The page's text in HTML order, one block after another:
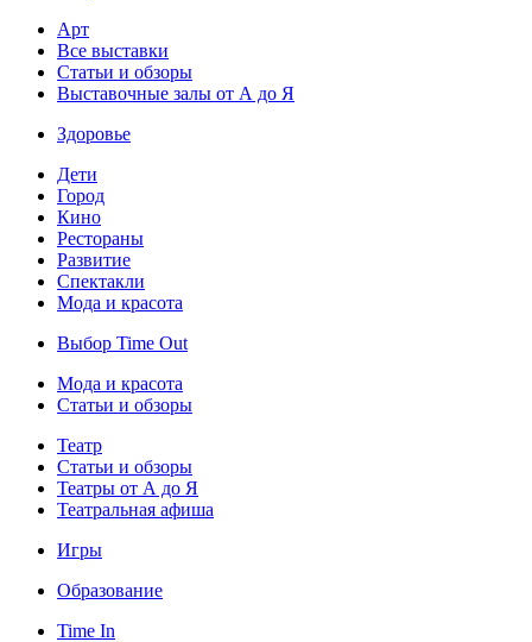
Арт
Все выставки
Статьи и обзоры
Выставочные залы от А до Я
Здоровье
Дети
Город
Кино
Рестораны
Развитие
Спектакли
Мода и красота
Выбор Time Out
Мода и красота
Статьи и обзоры
Театр
Статьи и обзоры
Театры от А до Я
Театральная афиша
Игры
Образование
Time In